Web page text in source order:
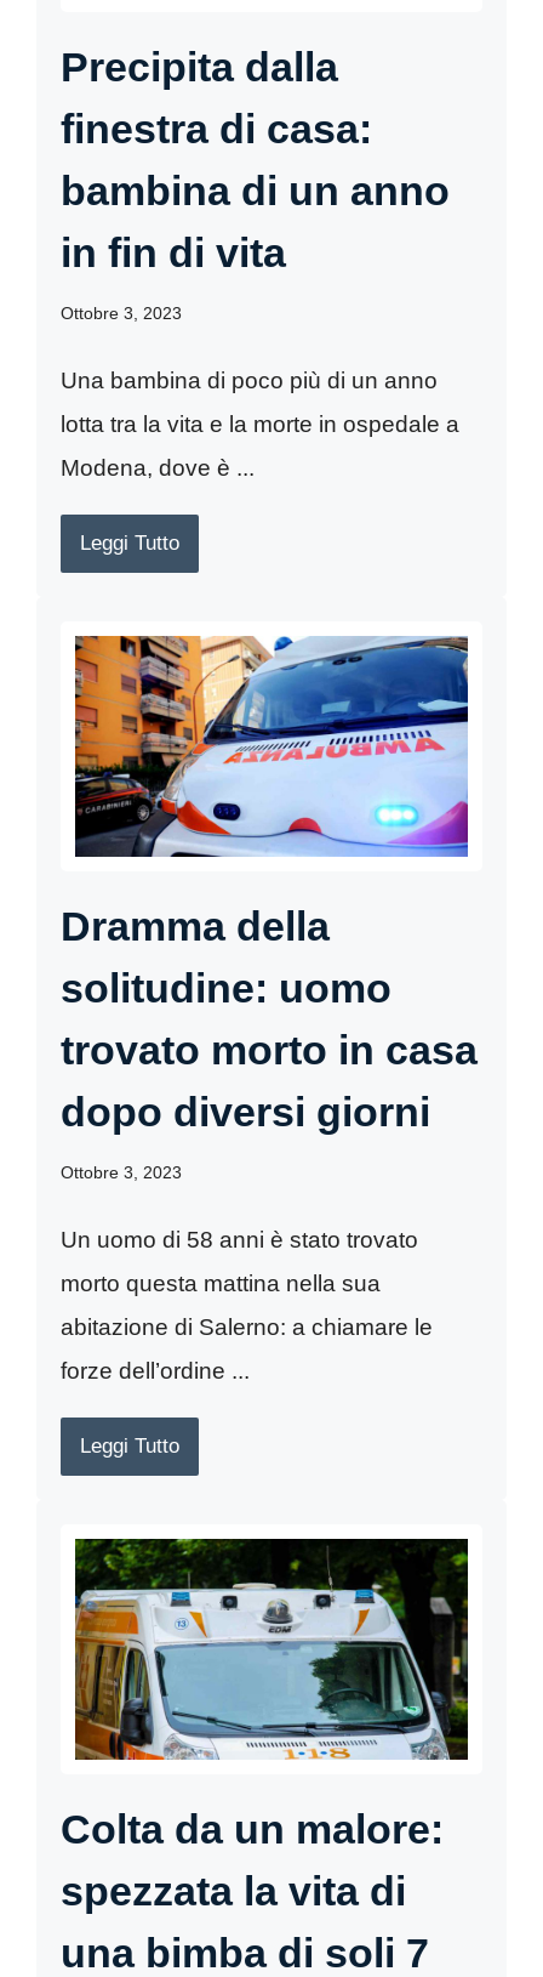
Precipita dalla
finestra di casa:
bambina di un anno
in fin di vita
Ottobre 3, 2023
Una bambina di poco più di un anno
lotta tra la vita e la morte in ospedale a
Modena, dove è ...
Leggi Tutto
Dramma della
solitudine: uomo
trovato morto in casa
dopo diversi giorni
Ottobre 3, 2023
Un uomo di 58 anni è stato trovato
morto questa mattina nella sua
abitazione di Salerno: a chiamare le
forze dell’ordine ...
Leggi Tutto
Colta da un malore:
spezzata la vita di
una bimba di soli 7